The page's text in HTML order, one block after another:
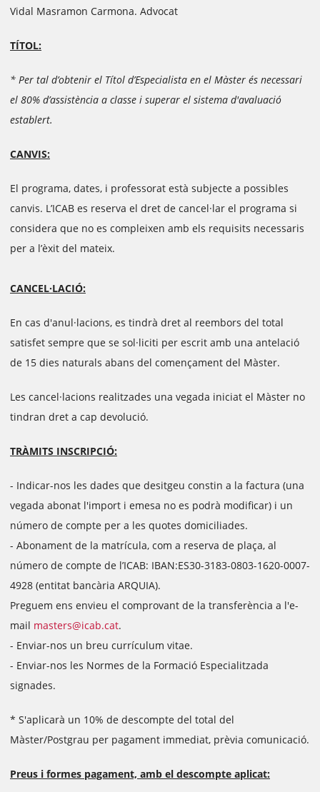
Vidal Masramon Carmona. Advocat
TÍTOL:
* Per tal d’obtenir el Títol d’Especialista en el Màster és necessari
el 80% d’assistència a classe i superar el sistema d'avaluació
establert.
CANVIS:
El programa, dates, i professorat està subjecte a possibles
canvis. L’ICAB es reserva el dret de cancel·lar el programa si
considera que no es compleixen amb els requisits necessaris
per a l’èxit del mateix.
CANCEL·LACIÓ:
En cas d'anul·lacions, es tindrà dret al reembors del total
satisfet sempre que se sol·liciti per escrit amb una antelació
de 15 dies naturals abans del començament del Màster.
Les cancel·lacions realitzades una vegada iniciat el Màster no
tindran dret a cap devolució.
TRÀMITS INSCRIPCIÓ:
- Indicar-nos les dades que desitgeu constin a la factura (una
vegada abonat l'import i emesa no es podrà modificar) i un
número de compte per a les quotes domiciliades.
- Abonament de la matrícula, com a reserva de plaça, al
número de compte de l’ICAB: IBAN:ES30-3183-0803-1620-0007-
4928 (entitat bancària ARQUIA).
Preguem ens envieu el comprovant de la transferència a l'e-
mail masters@icab.cat.
- Enviar-nos un breu currículum vitae.
- Enviar-nos les Normes de la Formació Especialitzada
signades.
* S'aplicarà un 10% de descompte del total del
Màster/Postgrau per pagament immediat, prèvia comunicació.
Preus i formes pagament, amb el descompte aplicat: